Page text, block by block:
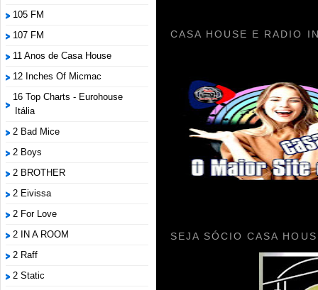
105 FM
107 FM
11 Anos de Casa House
12 Inches Of Micmac
16 Top Charts - Eurohouse
Itália
2 Bad Mice
2 Boys
2 BROTHER
2 Eivissa
2 For Love
2 IN A ROOM
2 Raff
2 Static
CASA HOUSE E RADIO
SEJA SÓCIO CASA